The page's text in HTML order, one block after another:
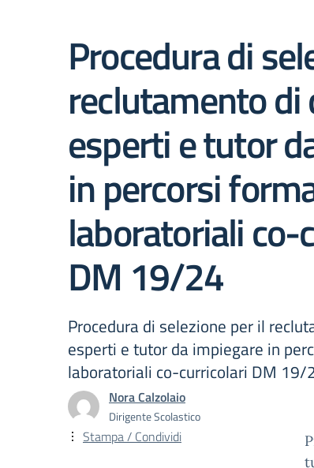
Procedura di
reclutamento di
esperti e tutor
in percorsi
laboratoriali co-
DM 19/24
Procedura di selezione per il
esperti e tutor da impiegare in
laboratoriali co-curricolari DM 19/
Nora Calzolaio
Dirigente Scolastico
Stampa / Condividi